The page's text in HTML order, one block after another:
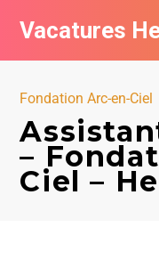
Vacatures
Fondation Arc-en-Ciel
–
Ciel –
Vacatures per